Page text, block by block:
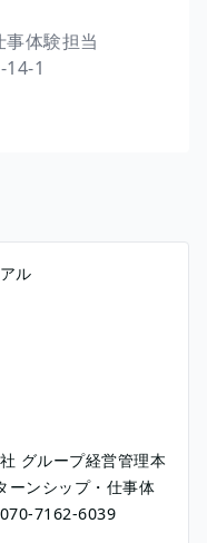
体験担当
1
ル
グループ経営管理本
ーンシップ・仕事体
7162-6039